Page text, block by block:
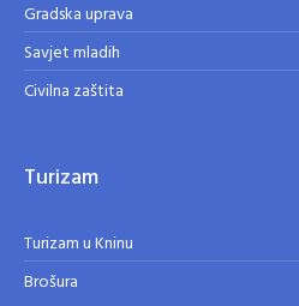
Gradska uprava
Savjet mladih
Civilna zaštita
Turizam
Turizam u Kninu
Brošura